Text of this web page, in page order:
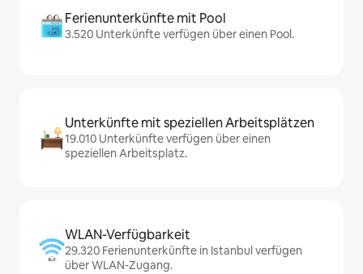
Ferienunterkünfte mit Pool
3.520 Unterkünfte verfügen über einen Pool.
Unterkünfte mit speziellen Arbeitsplätzen
19.010 Unterkünfte verfügen über einen
speziellen Arbeitsplatz.
WLAN-Verfügbarkeit
29.320 Ferienunterkünfte in Istanbul verfügen
über WLAN-Zugang.